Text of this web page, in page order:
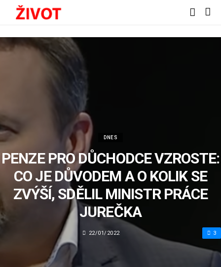
DNES
PENZE PRO DŮCHODCE VZROSTE:
CO JE DŮVODEM A O KOLIK SE
ZVÝŠÍ, SDĚLIL MINISTR PRÁCE
JUREČKA
22/01/2022 3